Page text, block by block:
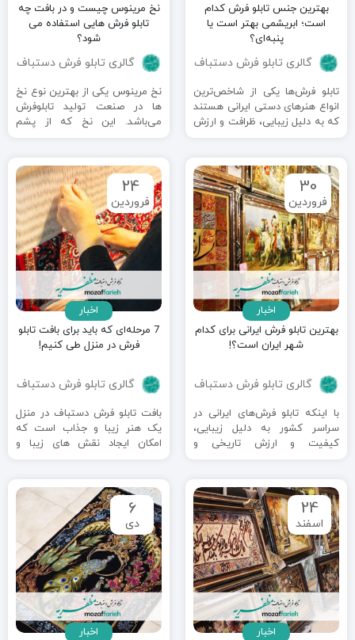
بهترین جنس تابلو فرش کدام
است؛ ابریشمی بهتر است یا
پنبه‌ای؟
گالری تابلو فرش دستباف
تابلو فرش‌ها یکی از شاخص‌ترین
انواع هنرهای دستی ایرانی هستند
که به دلیل زیبایی، ظرافت و ارزش
نخ مرینوس چیست و در بافت چه
تابلو فرش هایی استفاده می
شود؟
گالری تابلو فرش دستباف
نخ مرینوس یکی از بهترین نوع نخ
ها در صنعت تولید تابلوفرش‌
می‌باشد. این نخ که از پشم
اخبار
30
فروردین
بهترین تابلو فرش ایرانی برای کدام
شهر ایران است؟!
گالری تابلو فرش دستباف
با اینکه تابلو فرش‌های ایرانی در
سراسر کشور به دلیل زیبایی،
کیفیت و ارزش تاریخی و
اخبار
24
فروردین
7 مرحله‌ای که باید برای بافت تابلو
فرش در منزل طی کنیم!
گالری تابلو فرش دستباف
بافت تابلو فرش دستباف در منزل
یک هنر زیبا و جذاب است که
امکان ایجاد نقش های زیبا و
اخبار
24
اسفند
اخبار
6
دی